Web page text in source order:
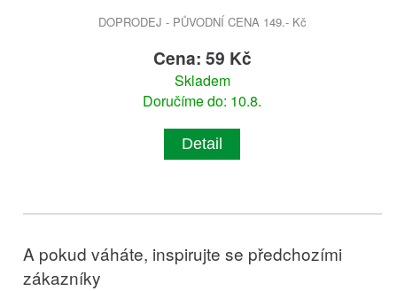
DOPRODEJ - PŮVODNÍ CENA 149.- Kč
Cena: 59 Kč
Skladem
Doručíme do: 10.8.
Detail
A pokud váháte, inspirujte se předchozími
zákazníky